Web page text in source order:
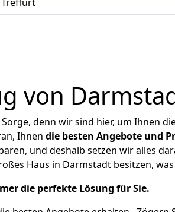
von
denn wir sind hier, um Ihnen
Ihnen die besten Angebote und
und deshalb setzen wir alles
Haus in Darmstadt besitzen,
die perfekte Lösung für Sie.